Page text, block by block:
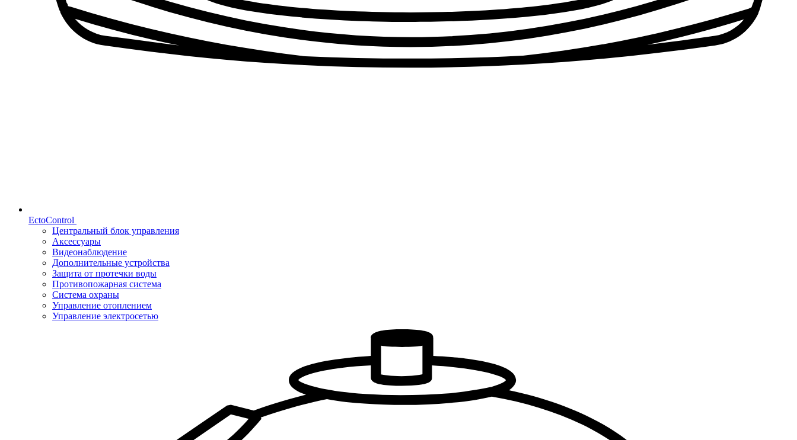
EctoControl
Центральный блок управления
Аксессуары
Видеонаблюдение
Дополнительные устройства
Защита от протечки воды
Противопожарная система
Система охраны
Управление отоплением
Управление электросетью